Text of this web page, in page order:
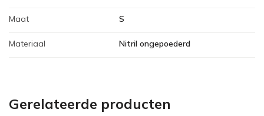
Maat S
Materiaal Nitril ongepoederd
Gerelateerde producten